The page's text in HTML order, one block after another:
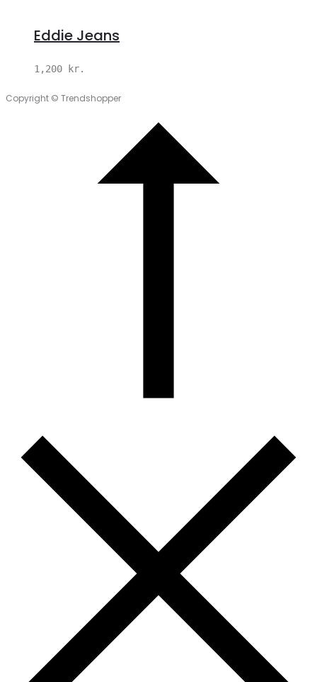
Eddie Jeans
1,200 kr.
Copyright © Trendshopper